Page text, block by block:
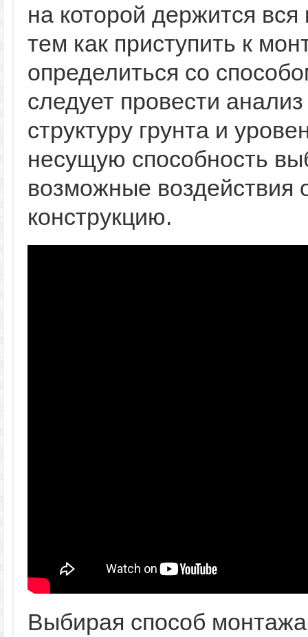
на которой держится
тем как приступить к
определиться со
следует провести
структуру грунта и
несущую способность
возможные
конструкцию.
Выбирая способ